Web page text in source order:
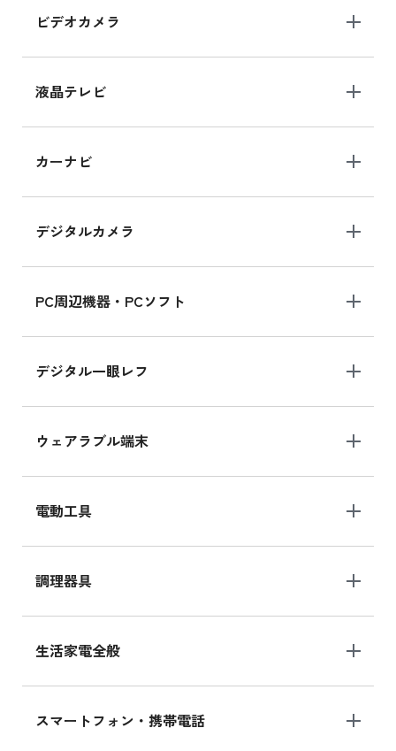
ビデオカメラ
液晶テレビ
カーナビ
デジタルカメラ
PC周辺機器・PCソフト
デジタル一眼レフ
ウェアラブル端末
電動工具
調理器具
生活家電全般
スマートフォン・携帯電話
iPhone 15 128GB シリーズ
iPhone 15 128GB の新品買取価格
MK2K3J/Aの新品買取価格はこちら